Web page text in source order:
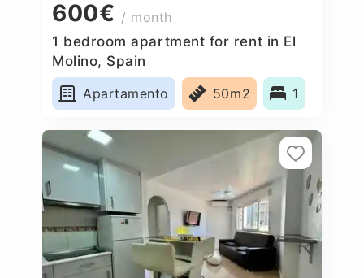
600€ / month
1 bedroom apartment for rent in El
Molino, Spain
Apartamento
50m2 1